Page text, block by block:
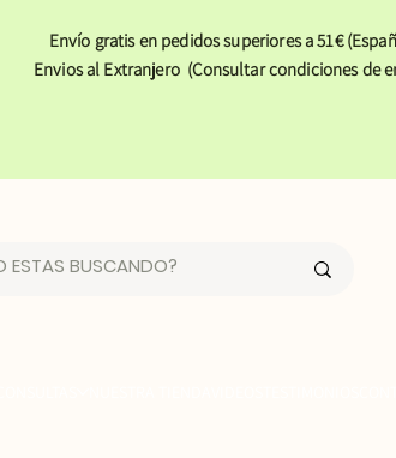
Envío gratis en pedidos superiores a 51€
Envios al Extranjero (Consultar condiciones de